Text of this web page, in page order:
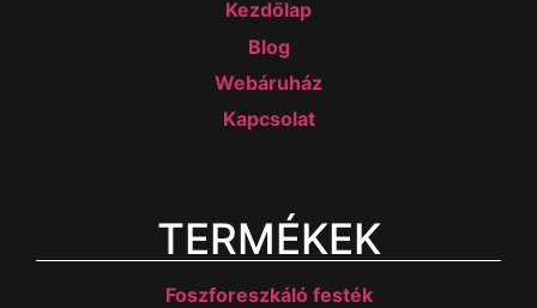
Kezdőlap
Blog
Webáruház
Kapcsolat
TERMÉKEK
Foszforeszkáló festék